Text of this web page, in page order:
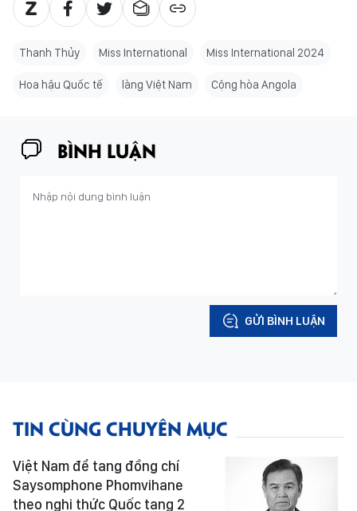
Thanh Thủy Miss International Miss International 2024
Hoa hậu Quốc tế làng Việt Nam Cộng hòa Angola
BÌNH LUẬN
GỬI BÌNH LUẬN
TIN CÙNG CHUYÊN MỤC
Việt Nam để tang đồng chí
Saysomphone Phomvihane
theo nghi thức Quốc tang 2